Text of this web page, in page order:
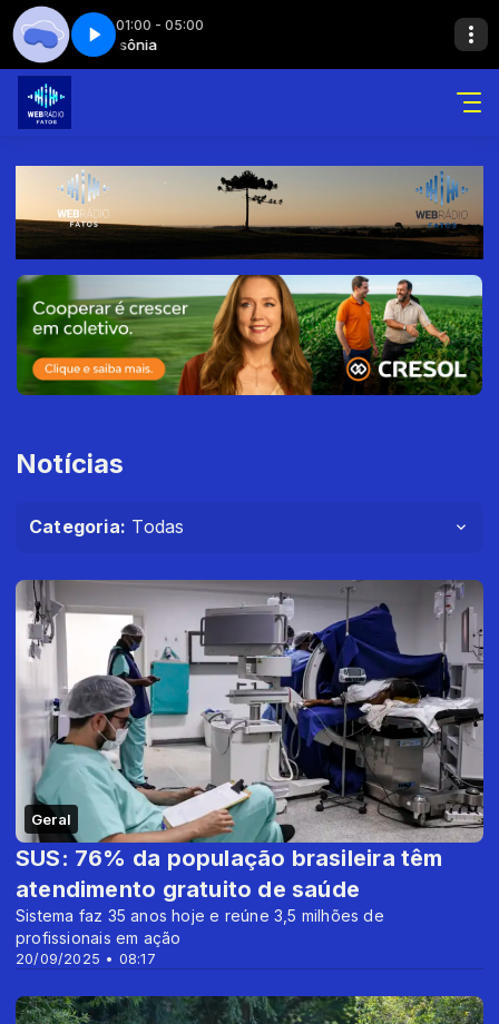
01:00 - 05:00
InsôniaInsônia - Parte 12
Notícias
Categoria: Todas
Geral
20/09/2025 • 08:17
SUS: 76% da população brasileira têm
atendimento gratuito de saúde
Sistema faz 35 anos hoje e reúne 3,5 milhões de
profissionais em ação